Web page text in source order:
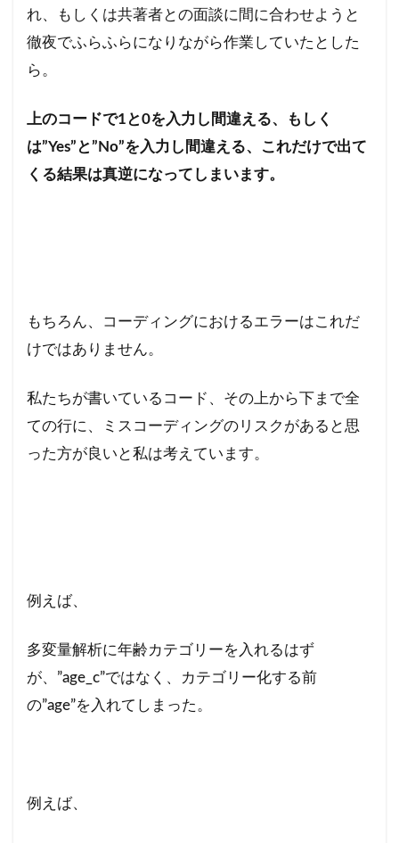
れ、もしくは共著者との面談に間に合わせようと
徹夜でふらふらになりながら作業していたとした
ら。
上のコードで1と0を入力し間違える、もしく
は”Yes”と”No”を入力し間違える、これだけで出て
くる結果は真逆になってしまいます。
もちろん、コーディングにおけるエラーはこれだ
けではありません。
私たちが書いているコード、その上から下まで全
ての行に、ミスコーディングのリスクがあると思
った方が良いと私は考えています。
例えば、
多変量解析に年齢カテゴリーを入れるはず
が、”age_c”ではなく、カテゴリー化する前
の”age”を入れてしまった。
例えば、